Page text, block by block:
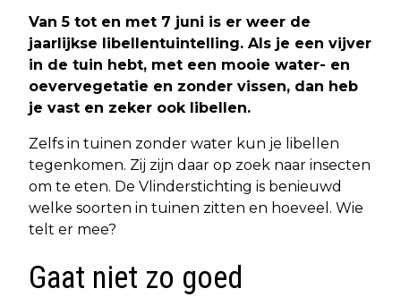
Van 5 tot en met 7 juni is er weer de
jaarlijkse libellentuintelling. Als je een vijver
in de tuin hebt, met een mooie water- en
oevervegetatie en zonder vissen, dan heb
je vast en zeker ook libellen.
Zelfs in tuinen zonder water kun je libellen
tegenkomen. Zij zijn daar op zoek naar insecten
om te eten. De Vlinderstichting is benieuwd
welke soorten in tuinen zitten en hoeveel. Wie
telt er mee?
Gaat niet zo goed